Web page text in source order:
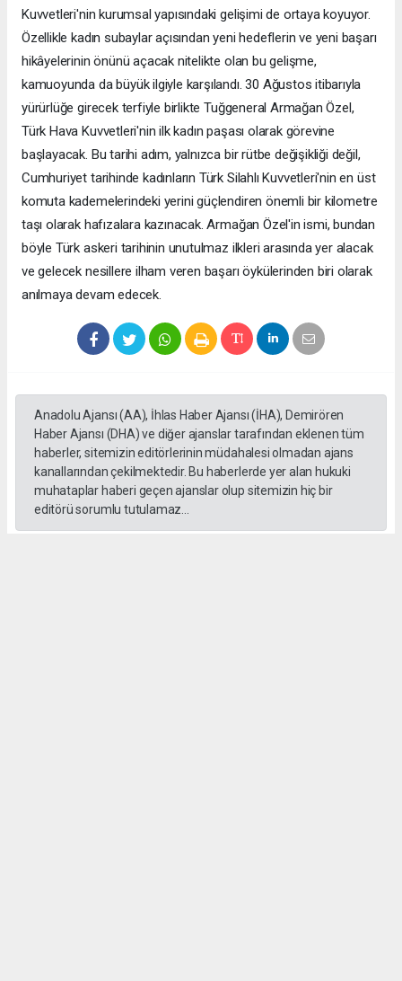
Kuvvetleri'nin kurumsal yapısındaki gelişimi de ortaya koyuyor.
Özellikle kadın subaylar açısından yeni hedeflerin ve yeni başarı
hikâyelerinin önünü açacak nitelikte olan bu gelişme,
kamuoyunda da büyük ilgiyle karşılandı. 30 Ağustos itibarıyla
yürürlüğe girecek terfiyle birlikte Tuğgeneral Armağan Özel,
Türk Hava Kuvvetleri'nin ilk kadın paşası olarak görevine
başlayacak. Bu tarihi adım, yalnızca bir rütbe değişikliği değil,
Cumhuriyet tarihinde kadınların Türk Silahlı Kuvvetleri'nin en üst
komuta kademelerindeki yerini güçlendiren önemli bir kilometre
taşı olarak hafızalara kazınacak. Armağan Özel'in ismi, bundan
böyle Türk askeri tarihinin unutulmaz ilkleri arasında yer alacak
ve gelecek nesillere ilham veren başarı öykülerinden biri olarak
anılmaya devam edecek.
Anadolu Ajansı (AA), İhlas Haber Ajansı (İHA), Demirören
Haber Ajansı (DHA) ve diğer ajanslar tarafından eklenen tüm
haberler, sitemizin editörlerinin müdahalesi olmadan ajans
kanallarından çekilmektedir. Bu haberlerde yer alan hukuki
muhataplar haberi geçen ajanslar olup sitemizin hiç bir
editörü sorumlu tutulamaz...